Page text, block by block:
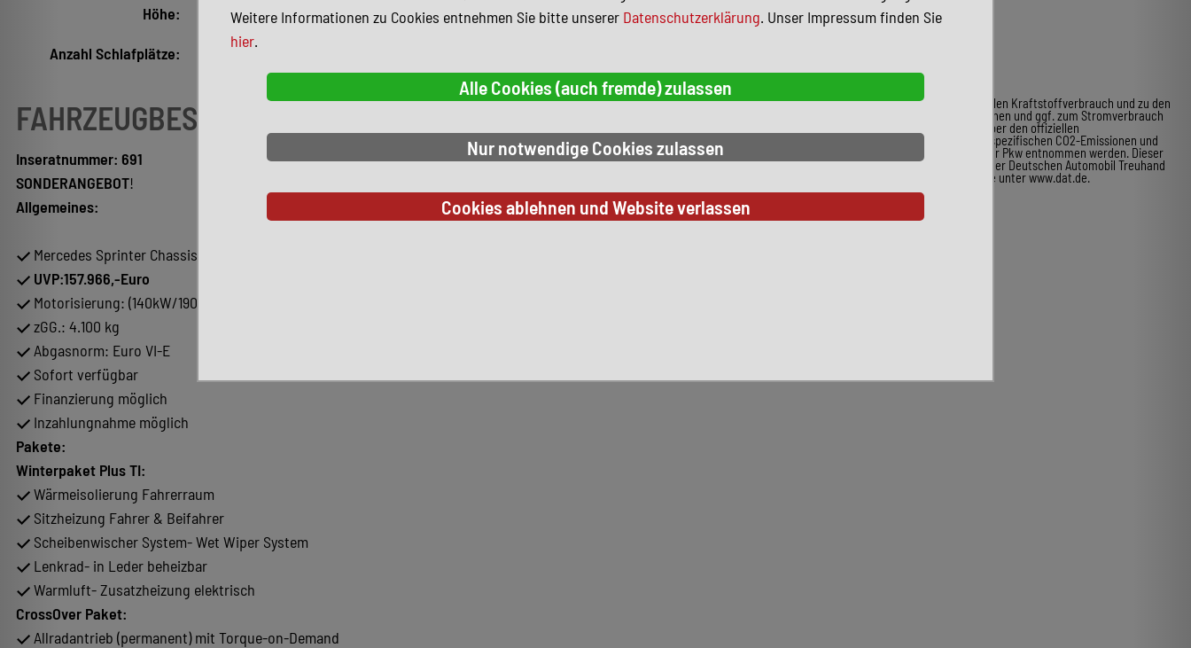
Höhe: 3.050 mm
Anzahl Schlafplätze:
FAHRZEUGBESCHREIBUNG
Inseratnummer: 691
SONDERANGEBOT!
Allgemeines:
Mercedes Sprinter Chassis
UVP:157.966,-Euro
Motorisierung: (140kW/190PS)
zGG.: 4.100 kg
Abgasnorm: Euro VI-E
Sofort verfügbar
Finanzierung möglich
Inzahlungnahme möglich
Pakete:
Winterpaket Plus TI:
Wärmeisolierung Fahrerraum
Sitzheizung Fahrer & Beifahrer
Scheibenwischer System- Wet Wiper System
Lenkrad- in Leder beheizbar
Warmluft- Zusatzheizung elektrisch
CrossOver Paket:
Allradantrieb (permanent) mit Torque-on-Demand
* Weitere Informationen zum offiziellen Kraftstoffverbrauch und zu den
offiziellen spezifischen CO2-Emissionen und ggf. zum Stromverbrauch
neuer Pkw können dem Leitfaden über den offiziellen
Kraftstoffverbrauch, die offiziellen spezifischen CO2-Emissionen und
den offiziellen Stromverbrauch neuer Pkw entnommen werden. Dieser
ist an allen Verkaufsstellen und bei der Deutschen Automobil Treuhand
GmbH unentgeltlich erhältlich, sowie unter www.dat.de.
Weitere Informationen zu Cookies entnehmen Sie bitte unserer Datenschutzerklärung. Unser Impressum finden Sie
hier.